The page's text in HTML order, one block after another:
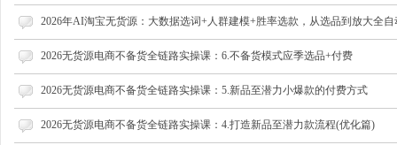
2026年AI淘宝无货源：大数据选词+人群建模+胜率选款，从选品到放大全自
2026无货源电商不备货全链路实操课：6.不备货模式应季选品+付费
2026无货源电商不备货全链路实操课：5.新品至潜力小爆款的付费方式
2026无货源电商不备货全链路实操课：4.打造新品至潜力款流程(优化篇)